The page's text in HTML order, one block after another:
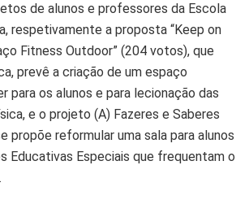
de alunos e professores da Escola
respetivamente a proposta “Keep on
Fitness Outdoor” (204 votos), que
prevê a criação de um espaço
para os alunos e para lecionação das
e o projeto (A) Fazeres e Saberes
propõe reformular uma sala para alunos
Educativas Especiais que frequentam o